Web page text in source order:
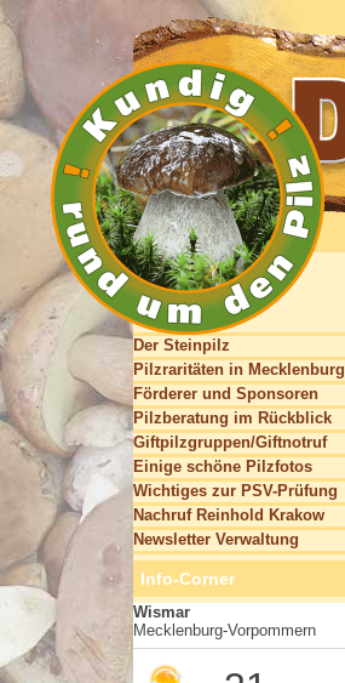
Der Steinpilz
Pilzraritäten in Mecklenburg
Förderer und Sponsoren
Pilzberatung im Rückblick
Giftpilzgruppen/Giftnotruf
Einige schöne Pilzfotos
Wichtiges zur PSV-Prüfung
Nachruf Reinhold Krakow
Newsletter Verwaltung
Info-Corner